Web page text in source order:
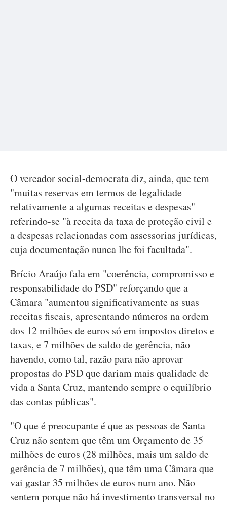
O vereador social-democrata diz, ainda, que tem
"muitas reservas em termos de legalidade
relativamente a algumas receitas e despesas"
referindo-se "à receita da taxa de proteção civil e
a despesas relacionadas com assessorias jurídicas,
cuja documentação nunca lhe foi facultada".
Brício Araújo fala em "coerência, compromisso e
responsabilidade do PSD" reforçando que a
Câmara "aumentou significativamente as suas
receitas fiscais, apresentando números na ordem
dos 12 milhões de euros só em impostos diretos e
taxas, e 7 milhões de saldo de gerência, não
havendo, como tal, razão para não aprovar
propostas do PSD que dariam mais qualidade de
vida a Santa Cruz, mantendo sempre o equilíbrio
das contas públicas".
"O que é preocupante é que as pessoas de Santa
Cruz não sentem que têm um Orçamento de 35
milhões de euros (28 milhões, mais um saldo de
gerência de 7 milhões), que têm uma Câmara que
vai gastar 35 milhões de euros num ano. Não
sentem porque não há investimento transversal no